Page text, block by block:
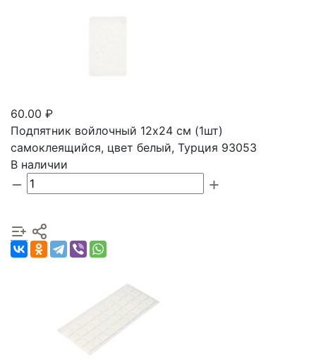
60.00 ₽
Подпятник войлочный 12х24 см (1шт)
самоклеящийся, цвет белый, Турция 93053
В наличии